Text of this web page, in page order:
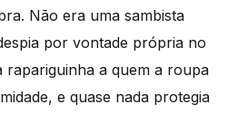
Não era uma sambista
por vontade própria no
a quem a roupa
e quase nada protegia